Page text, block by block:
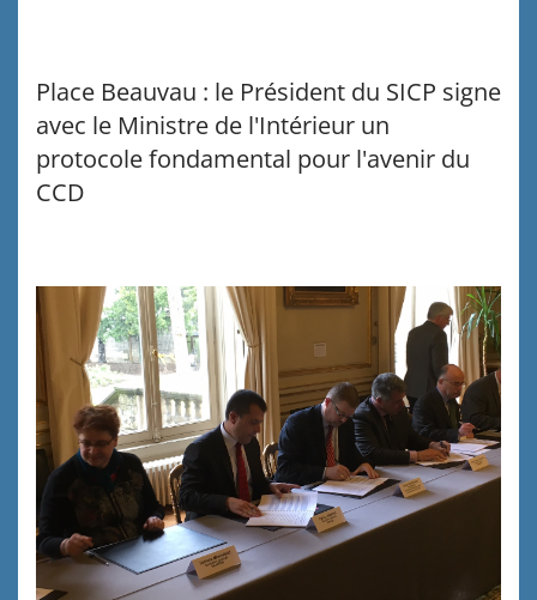
Place Beauvau : le Président du SICP signe
avec le Ministre de l'Intérieur un
protocole fondamental pour l'avenir du
CCD